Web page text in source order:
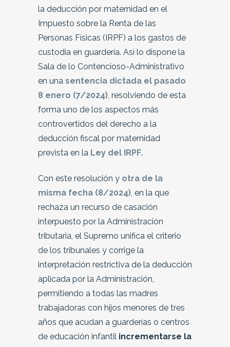
la deducción por maternidad en el
Impuesto sobre la Renta de las
Personas Físicas (IRPF) a los gastos de
custodia en guardería. Así lo dispone la
Sala de lo Contencioso-Administrativo
en una sentencia dictada el pasado
8 enero (7/2024), resolviendo de esta
forma uno de los aspectos más
controvertidos del derecho a la
deducción fiscal por maternidad
prevista en la Ley del IRPF.
Con este resolución y otra de la
misma fecha (8/2024), en la que
rechaza un recurso de casación
interpuesto por la Administración
tributaria, el Supremo unifica el criterio
de los tribunales y corrige la
interpretación restrictiva de la deducción
aplicada por la Administración,
permitiendo a todas las madres
trabajadoras con hijos menores de tres
años que acudan a guarderías o centros
de educación infantil incrementarse la